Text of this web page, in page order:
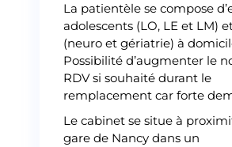
La patientèle se compose
adolescents (LO, LE et LM)
(neuro et gériatrie) à
Possibilité d’augmenter le
RDV si souhaité durant le
remplacement car forte
Le cabinet se situe à
gare de Nancy dans un